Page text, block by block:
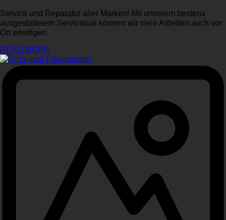
Service und Reparatur aller Marken! Mit unserem bestens
ausgestattetem Servicebus können wir viele Arbeiten auch vor
Ort erledigen.
READ MORE